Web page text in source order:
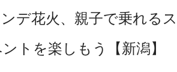
デ花火、親子で乗れる
トを楽しもう【新潟】